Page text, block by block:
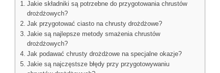
Jakie składniki są potrzebne do przygotowania chrustów
drożdżowych?
Jak przygotować ciasto na chrusty drożdżowe?
Jakie są najlepsze metody smażenia chrustów
drożdżowych?
Jak podawać chrusty drożdżowe na specjalne okazje?
Jakie są najczęstsze błędy przy przygotowywaniu